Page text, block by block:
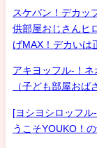
スケバン！デカッ
供部屋おじさんヒ
げMAX！デカいは
アキヨッフル-！ネ
（子ども部屋おば
[ヨシヨシロッフル
うこそYOUKO！